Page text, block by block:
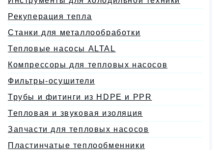
Рекуперация тепла
Станки для металлообработки
Тепловые насосы ALTAL
Компрессоры для тепловых насосов
Фильтры-осушители
Трубы и фитинги из HDPE и PPR
Тепловая и звуковая изоляция
Запчасти для тепловых насосов
Пластинчатые теплообменники